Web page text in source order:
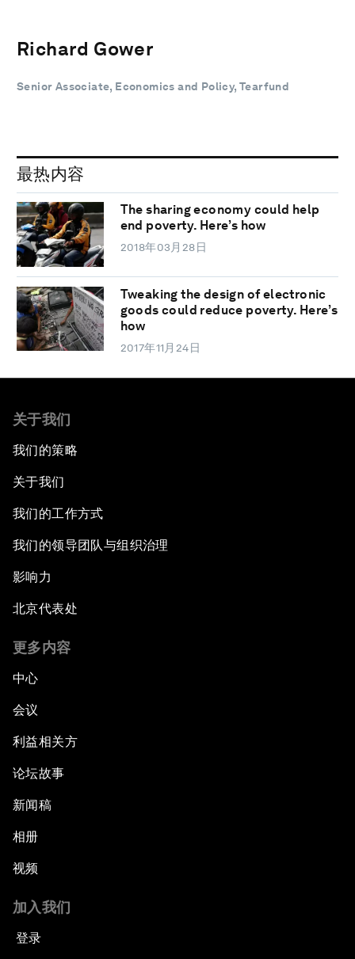
Richard Gower
Senior Associate, Economics and Policy, Tearfund
最热内容
The sharing economy could help
end poverty. Here’s how
2018年03月28日
Tweaking the design of electronic
goods could reduce poverty. Here’s
how
2017年11月24日
关于我们
我们的策略
关于我们
我们的工作方式
我们的领导团队与组织治理
影响力
北京代表处
更多内容
中心
会议
利益相关方
论坛故事
新闻稿
相册
视频
加入我们
登录